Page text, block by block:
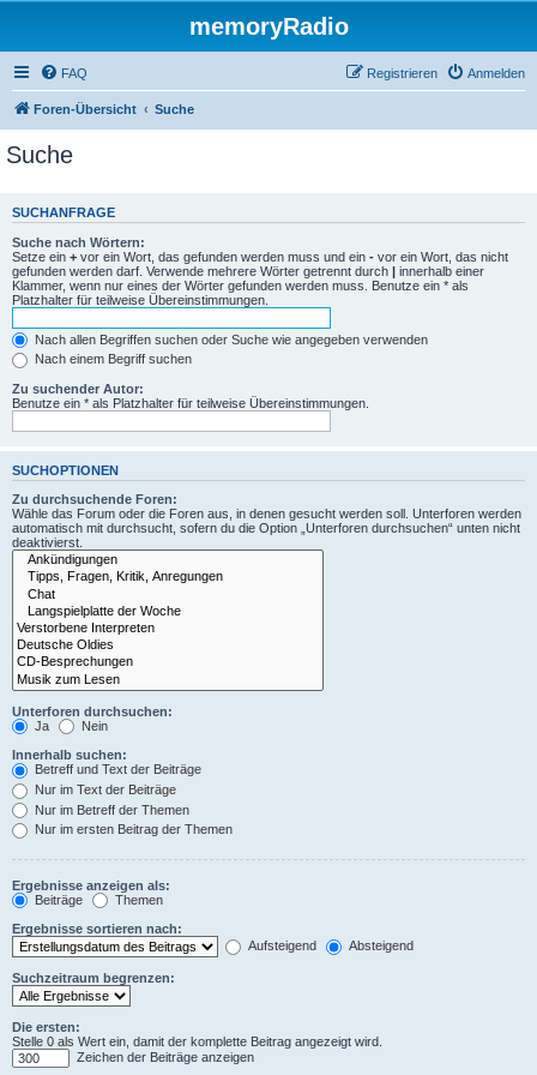
memoryRadio
FAQ Anmelden
Registrieren
Foren-Übersicht Suche
Suche
SUCHANFRAGE
Suche nach Wörtern:
Setze ein + vor ein Wort, das gefunden werden muss und ein - vor ein Wort, das nicht
gefunden werden darf. Verwende mehrere Wörter getrennt durch | innerhalb einer
Klammer, wenn nur eines der Wörter gefunden werden muss. Benutze ein * als
Platzhalter für teilweise Übereinstimmungen.
Nach allen Begriffen suchen oder Suche wie angegeben verwenden
Nach einem Begriff suchen
Zu suchender Autor:
Benutze ein * als Platzhalter für teilweise Übereinstimmungen.
SUCHOPTIONEN
Zu durchsuchende Foren:
Wähle das Forum oder die Foren aus, in denen gesucht werden soll. Unterforen werden
automatisch mit durchsucht, sofern du die Option „Unterforen durchsuchen“ unten nicht
deaktivierst.
Unterforen durchsuchen:
Ja
Nein
Innerhalb suchen:
Betreff und Text der Beiträge
Nur im Text der Beiträge
Nur im Betreff der Themen
Nur im ersten Beitrag der Themen
Ergebnisse anzeigen als:
Beiträge
Themen
Ergebnisse sortieren nach:
Aufsteigend
Absteigend
Suchzeitraum begrenzen:
Die ersten:
Stelle 0 als Wert ein, damit der komplette Beitrag angezeigt wird.
Zeichen der Beiträge anzeigen